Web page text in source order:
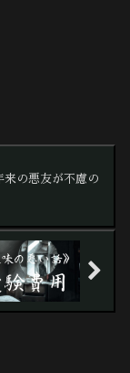
来の悪友が不慮の